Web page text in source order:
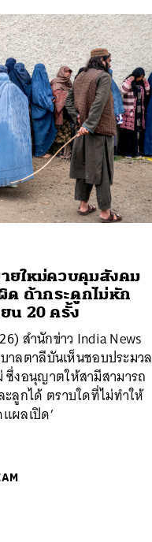
ยใหม่ควบคุมสังคม
ด ถ้ากระดูกไม่หัก
น 20 ครั้ง
สำนักข่าว India News
าลตาลีบันเห็นชอบประมวล
งอนุญาตให้สามีสามารถ
ลูกได้ ตราบใดที่ไม่ทำให้
ผลเปิด’